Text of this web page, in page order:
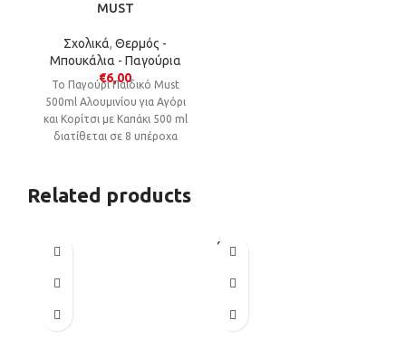
MUST
Σχολικά, Θερμός -
Μπουκάλια - Παγούρια
€6,00
Το Παγούρι Παιδικό Must
500ml Αλουμινίου για Αγόρι
και Κορίτσι με Καπάκι 500 ml
διατίθεται σε 8 υπέροχα
Girl, Space Rocket,
Astronaut, True Football,
βόλτα και την παιδική χαρά.
Related products
SOLD
OUT